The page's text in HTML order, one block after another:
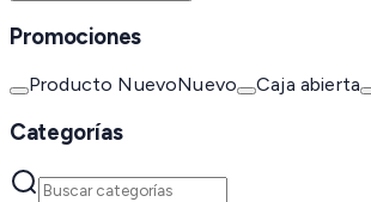
Promociones
Producto NuevoNuevo Caja abierta
Categorías